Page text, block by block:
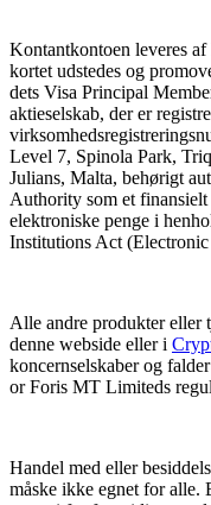
Kontantkontoen leveres
kortet udstedes og
dets Visa Principal
aktieselskab, der er
Level 7, Spinola Park,
Julians, Malta, behørigt
Authority som et
elektroniske penge i
Institutions Act
Alle andre produkter eller
denne webside eller i
koncernselskaber og
or Foris MT Limiteds
Handel med eller
måske ikke egnet for alle.